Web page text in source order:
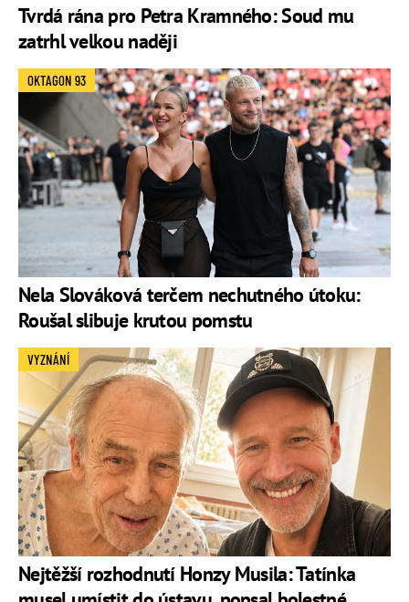
Tvrdá rána pro Petra Kramného: Soud mu
zatrhl velkou naději
Nela Slováková terčem nechutného útoku:
Roušal slibuje krutou pomstu
OKTAGON 93
Nejtěžší rozhodnutí Honzy Musila: Tatínka
VYZNÁNÍ